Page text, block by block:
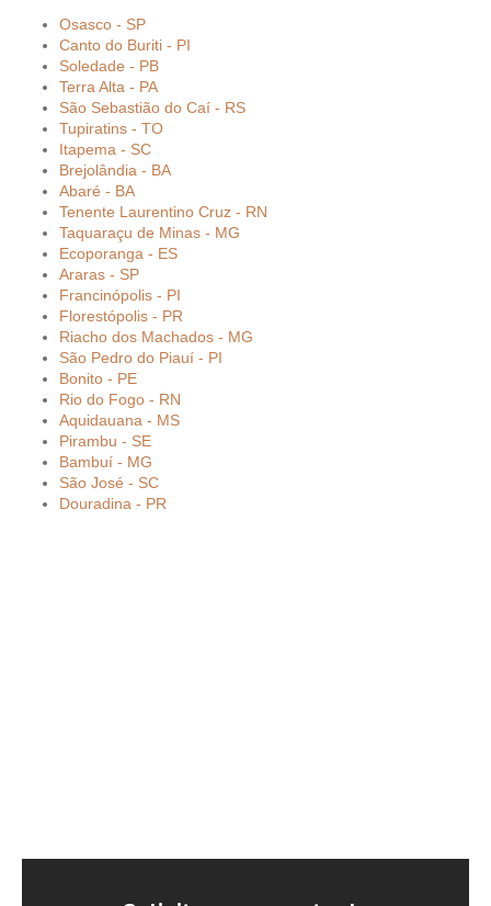
Osasco - SP
Canto do Buriti - PI
Soledade - PB
Terra Alta - PA
São Sebastião do Caí - RS
Tupiratins - TO
Itapema - SC
Brejolândia - BA
Abaré - BA
Tenente Laurentino Cruz - RN
Taquaraçu de Minas - MG
Ecoporanga - ES
Araras - SP
Francinópolis - PI
Florestópolis - PR
Riacho dos Machados - MG
São Pedro do Piauí - PI
Bonito - PE
Rio do Fogo - RN
Aquidauana - MS
Pirambu - SE
Bambuí - MG
São José - SC
Douradina - PR